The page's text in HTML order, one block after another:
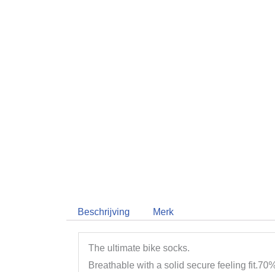
Beschrijving Merk
The ultimate bike socks.
Breathable with a solid secure feeling